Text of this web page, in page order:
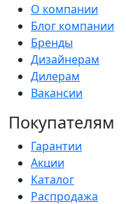
О компании
Блог компании
Бренды
Дизайнерам
Дилерам
Вакансии
Покупателям
Гарантии
Акции
Каталог
Распродажа